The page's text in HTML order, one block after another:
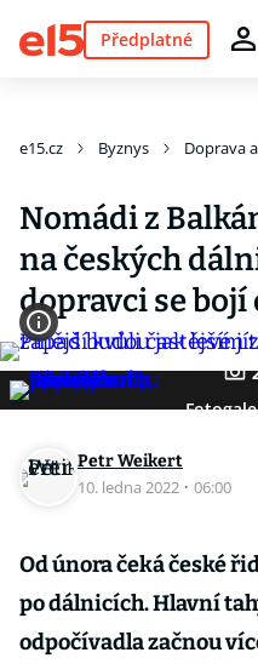
Předplatné
e15.cz Byznys Doprava
Nomádi z
na českých
dopravci se bojí
Petr Weikert
10. ledna 2022 · 06:00
Od února čeká české
po dálnicích. Hlavní
odpočívadla začnou